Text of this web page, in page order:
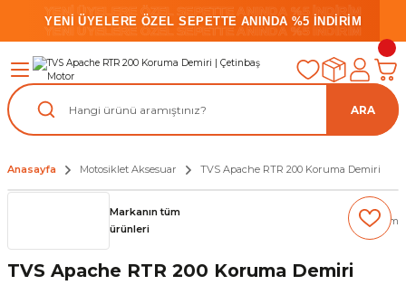
YENİ ÜYELERE ÖZEL SEPETTE ANINDA %5 İNDİRİM
YENİ ÜYELERE ÖZEL SEPETTE ANINDA %5 İNDİRİM
YENİ ÜYELERE ÖZEL SEPETTE ANINDA %5 İNDİRİM
ARA
Anasayfa Motosiklet Aksesuar TVS Apache RTR 200 Koruma Demiri
Markanın tüm
ürünleri
(0) Yorum
TVS Apache RTR 200 Koruma Demiri